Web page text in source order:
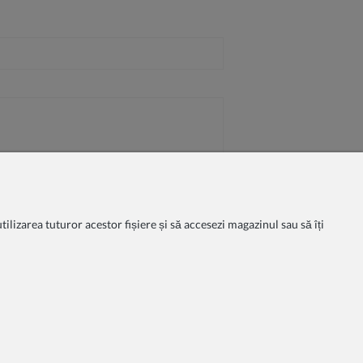
tuturor acestor fișiere și să accesezi magazinul sau să îți